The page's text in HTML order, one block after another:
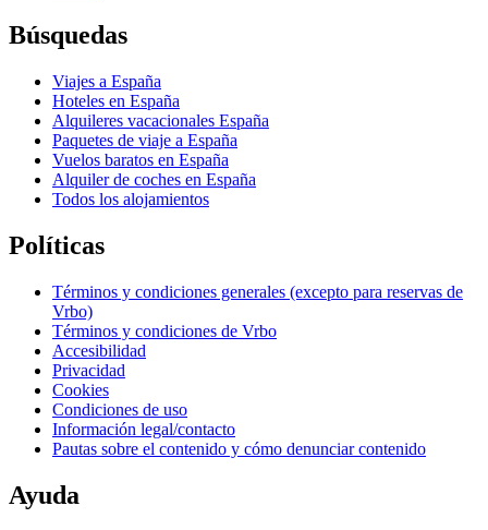
Búsquedas
Viajes a España
Hoteles en España
Alquileres vacacionales España
Paquetes de viaje a España
Vuelos baratos en España
Alquiler de coches en España
Todos los alojamientos
Políticas
Términos y condiciones generales (excepto para reservas de
Vrbo)
Términos y condiciones de Vrbo
Accesibilidad
Privacidad
Cookies
Condiciones de uso
Información legal/contacto
Pautas sobre el contenido y cómo denunciar contenido
Ayuda